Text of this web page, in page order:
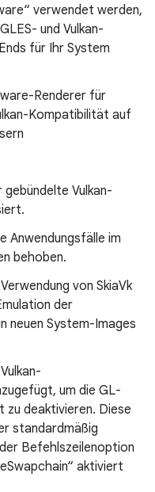
verwendet werden,
und Vulkan-
für Ihr System
Renderer für
Kompatibilität auf
Vulkan-
Anwendungsfälle im
behoben.
von SkiaVk
der
neuen System-Images
um die GL-
zu deaktivieren. Diese
standardmäßig
Befehlszeilenoption
aktiviert